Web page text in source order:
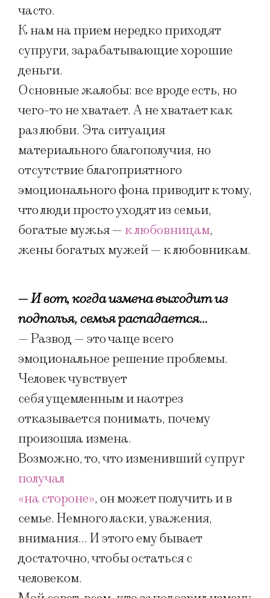
часто.
К нам на прием нередко приходят
супруги, зарабатывающие хорошие
деньги.
Основные жалобы: все вроде есть, но
чего-то не хватает. А не хватает как
раз любви. Эта ситуация
материального благополучия, но
отсутствие благоприятного
эмоционального фона приводит к тому,
что люди просто уходят из семьи,
богатые мужья — к любовницам,
жены богатых мужей — к любовникам.
— И вот, когда измена выходит из
подполья, семья распадается…
— Развод — это чаще всего
эмоциональное решение проблемы.
Человек чувствует
себя ущемленным и наотрез
отказывается понимать, почему
произошла измена.
Возможно, то, что изменивший супруг
получал
«на стороне», он может получить и в
семье. Немного ласки, уважения,
внимания… И этого ему бывает
достаточно, чтобы остаться с
человеком.